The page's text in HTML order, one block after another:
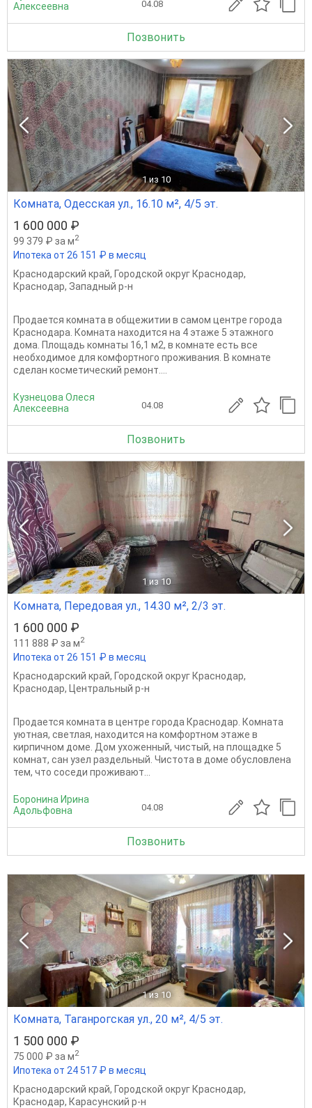
Алексеевна
04.08
Позвонить
1 из 10
Комната, Одесская ул., 16.10 м², 4/5 эт.
1 600 000 ₽
99 379 ₽ за м2
Ипотека от 26 151 ₽ в месяц
Краснодарский край, Городской округ Краснодар,
Краснодар, Западный р-н
Продается комната в общежитии в самом центре города
Краснодара. Комната находится на 4 этаже 5 этажного
дома. Площадь комнаты 16,1 м2, в комнате есть все
необходимое для комфортного проживания. В комнате
сделан косметический ремонт....
Кузнецова Олеся
Алексеевна
04.08
Позвонить
1 из 10
Комната, Передовая ул., 14.30 м², 2/3 эт.
1 600 000 ₽
111 888 ₽ за м2
Ипотека от 26 151 ₽ в месяц
Краснодарский край, Городской округ Краснодар,
Краснодар, Центральный р-н
Продается комната в центре города Краснодар. Комната
уютная, светлая, находится на комфортном этаже в
кирпичном доме. Дом ухоженный, чистый, на площадке 5
комнат, сан узел раздельный. Чистота в доме обусловлена
тем, что соседи проживают...
Боронина Ирина
Адольфовна
04.08
Позвонить
1 из 10
Комната, Таганрогская ул., 20 м², 4/5 эт.
1 500 000 ₽
75 000 ₽ за м2
Ипотека от 24 517 ₽ в месяц
Краснодарский край, Городской округ Краснодар,
Краснодар, Карасунский р-н